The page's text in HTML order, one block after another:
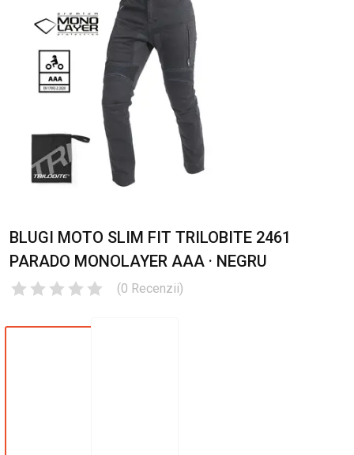
BLUGI MOTO SLIM FIT TRILOBITE 2461
PARADO MONOLAYER AAA · NEGRU
(0 Recenzii)